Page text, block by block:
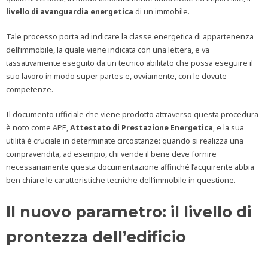
livello di avanguardia energetica di un immobile.
Tale processo porta ad indicare la classe energetica di appartenenza
dell’immobile, la quale viene indicata con una lettera, e va
tassativamente eseguito da un tecnico abilitato che possa eseguire il
suo lavoro in modo super partes e, ovviamente, con le dovute
competenze.
Il documento ufficiale che viene prodotto attraverso questa procedura
è noto come APE,Attestato di Prestazione Energetica, e la sua
utilità è cruciale in determinate circostanze: quando si realizza una
compravendita, ad esempio, chi vende il bene deve fornire
necessariamente questa documentazione affinché l’acquirente abbia
ben chiare le caratteristiche tecniche dell’immobile in questione.
Il nuovo parametro: il livello di
prontezza dell’edificio